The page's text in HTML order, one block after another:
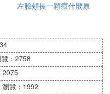
祛痘
左臉頰長一顆痘什麼原
：2758
2075
瀏覽：1992